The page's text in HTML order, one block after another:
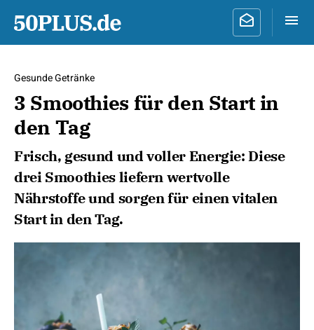
Gesunde Getränke
3 Smoothies für den Start in
den Tag
Frisch, gesund und voller Energie: Diese
drei Smoothies liefern wertvolle
Nährstoffe und sorgen für einen vitalen
Start in den Tag.